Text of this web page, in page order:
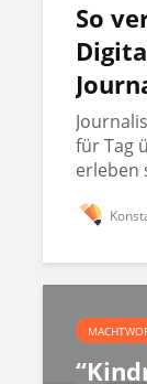
So
für Tag
erleben